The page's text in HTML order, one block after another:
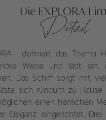
Die EXPLORA I im
Detail
I definiert das Thema
Weise und lädt ein,
Das Schiff sorgt mit
sich rundum zu
einen herrlichen
Eleganz eingerichtet. Drei